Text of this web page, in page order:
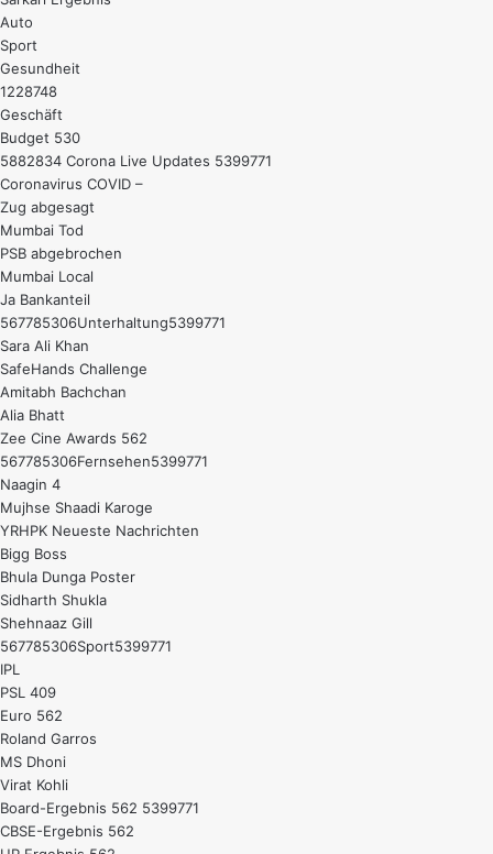
Auto
Sport
Gesundheit
1228748
Geschäft
Budget 530
5882834 Corona Live Updates 5399771
Coronavirus COVID –
Zug abgesagt
Mumbai Tod
PSB abgebrochen
Mumbai Local
Ja Bankanteil
567785306Unterhaltung5399771
Sara Ali Khan
SafeHands Challenge
Amitabh Bachchan
Alia Bhatt
Zee Cine Awards 562
567785306Fernsehen5399771
Naagin 4
Mujhse Shaadi Karoge
YRHPK Neueste Nachrichten
Bigg Boss
Bhula Dunga Poster
Sidharth Shukla
Shehnaaz Gill
567785306Sport5399771
IPL
PSL 409
Euro 562
Roland Garros
MS Dhoni
Virat Kohli
Board-Ergebnis 562 5399771
CBSE-Ergebnis 562